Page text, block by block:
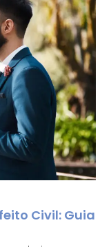
Civil: Guia